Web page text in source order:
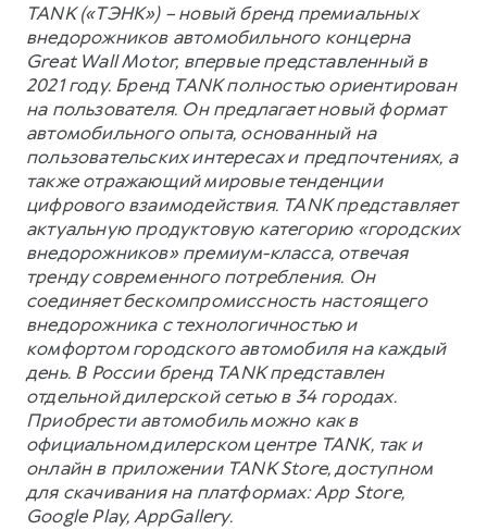
TANK («ТЭНК») – новый бренд премиальных
внедорожников автомобильного концерна
Great Wall Motor, впервые представленный в
2021 году. Бренд TANK полностью ориентирован
на пользователя. Он предлагает новый формат
автомобильного опыта, основанный на
пользовательских интересах и предпочтениях, а
также отражающий мировые тенденции
цифрового взаимодействия. TANK представляет
актуальную продуктовую категорию «городских
внедорожников» премиум-класса, отвечая
тренду современного потребления. Он
соединяет бескомпромиссность настоящего
внедорожника с технологичностью и
комфортом городского автомобиля на каждый
день. В России бренд TANK представлен
отдельной дилерской сетью в 34 городах.
Приобрести автомобиль можно как в
официальном дилерском центре TANK, так и
онлайн в приложении TANK Store, доступном
для скачивания на платформах: App Store,
Google Play, AppGallery.